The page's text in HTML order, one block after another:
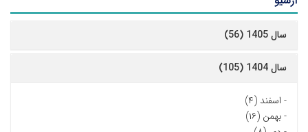
سال 1405 (56)
سال 1404 (105)
- اسفند (۴)
-بهمن (۱۶)